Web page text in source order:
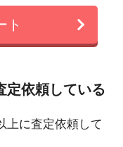
ト
定依頼している
上に査定依頼して